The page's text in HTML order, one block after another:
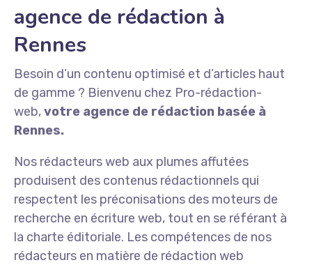
agence de rédaction à
Rennes
Besoin d’un contenu optimisé et d’articles haut
de gamme ? Bienvenu chez Pro-rédaction-
web,votre agence de rédaction basée à
Rennes.
Nos rédacteurs web aux plumes affutées
produisent des contenus rédactionnels qui
respectent les préconisations des moteurs de
recherche en écriture web, tout en se référant à
la charte éditoriale. Les compétences de nos
rédacteurs en matière de rédaction web